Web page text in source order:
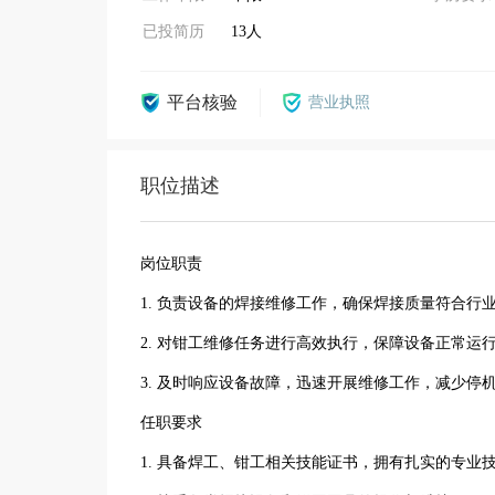
已投简历 13人
平台核验 营业执照
职位描述
岗位职责
1. 负责设备的焊接维修工作，确保焊接质量符合行业
2. 对钳工维修任务进行高效执行，保障设备正常运行
3. 及时响应设备故障，迅速开展维修工作，减少停机
任职要求
1. 具备焊工、钳工相关技能证书，拥有扎实的专业技